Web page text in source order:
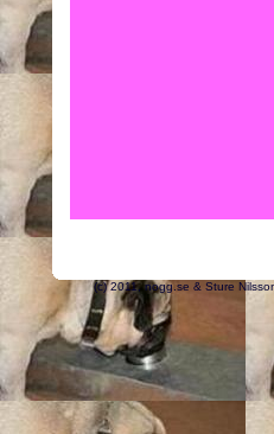
(c) 2011, nogg.se